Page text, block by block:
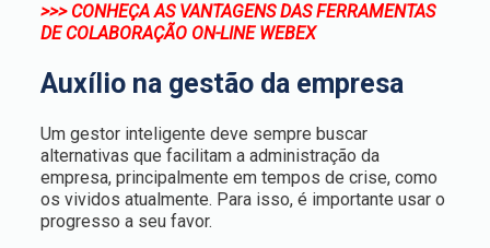
>>> CONHEÇA AS VANTAGENS DAS FERRAMENTAS
DE COLABORAÇÃO ON-LINE WEBEX
Auxílio na gestão da empresa
Um gestor inteligente deve sempre buscar
alternativas que facilitam a administração da
empresa, principalmente em tempos de crise, como
os vividos atualmente. Para isso, é importante usar o
progresso a seu favor.